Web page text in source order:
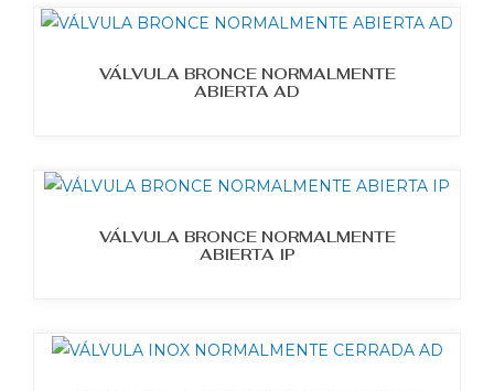
VÁLVULA BRONCE NORMALMENTE
ABIERTA AD
VÁLVULA BRONCE NORMALMENTE
ABIERTA IP